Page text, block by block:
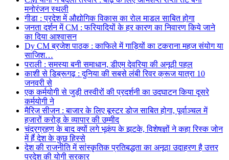
मनोरंजन स्थली
गीडा : प्रदेश में औद्योगिक विकास का रोल माडल साबित होगा
जनता दर्शन में CM : फरियादियों के हर कारण का निवारण किये जाने
का दिया आश्वासन
Dy CM ब्रजेश पाठक : काफिले में गाड़ियों का टकराना महज संयोग या
साजिश…
पराली : समस्या बनी समाधान, डीएम देवरिया की अनूठी पहल
काशी से डिब्रूगढ़ : दुनिया की सबसे लंबी रिवर क्रूज यात्रा 10
जनवरी से
एक कर्मयोगी से जुड़ी तस्वीरों की प्रदर्शनी का उदघाटन किया दूसरे
कर्मयोगी ने
मैरिज सीजन : बाजार के लिए बूस्टर डोज साबित होगा, पूर्वाञ्चल में
हजारों करोड़ के व्यापार की उम्मीद
चंद्रग्रहण के बाद क्यों लगे भूकंप के झटके, विशेषज्ञों ने कहा रिस्क जोन
में हैं देश के कुछ हिस्से
देश की राजनीति में सांस्कृतिक प्रतिबद्धता का अनूठा उदाहरण है उत्तर
प्रदेश की योगी सरकार